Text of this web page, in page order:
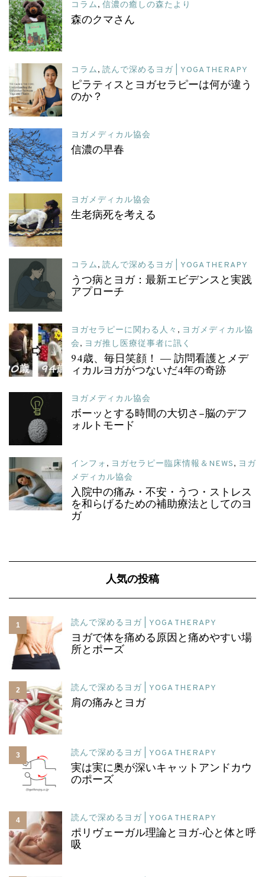
コラム, 信濃の癒しの森たより
森のクマさん
コラム, 読んで深めるヨガ | YOGA THERAPY
ピラティスとヨガセラピーは何が違う
のか？
ヨガメディカル協会
信濃の早春
ヨガメディカル協会
生老病死を考える
コラム, 読んで深めるヨガ | YOGA THERAPY
うつ病とヨガ：最新エビデンスと実践
アプローチ
ヨガセラピーに関わる人々 , ヨガメディカル協
会, ヨガ推し医療従事者に訊く
94歳、毎日笑顔！ ― 訪問看護とメデ
ィカルヨガがつないだ4年の奇跡
ヨガメディカル協会
ボーッとする時間の大切さ–脳のデフ
ォルトモード
インフォ , ヨガセラピー臨床情報＆NEWS, ヨガ
メディカル協会
入院中の痛み・不安・うつ・ストレス
を和らげるための補助療法としてのヨ
ガ
人気の投稿
1 読んで深めるヨガ | YOGA THERAPY
ヨガで体を痛める原因と痛めやすい場
所とポーズ
2 読んで深めるヨガ | YOGA THERAPY
肩の痛みとヨガ
3 読んで深めるヨガ | YOGA THERAPY
実は実に奥が深いキャットアンドカウ
のポーズ
4 読んで深めるヨガ | YOGA THERAPY
ポリヴェーガル理論とヨガ-心と体と呼
吸